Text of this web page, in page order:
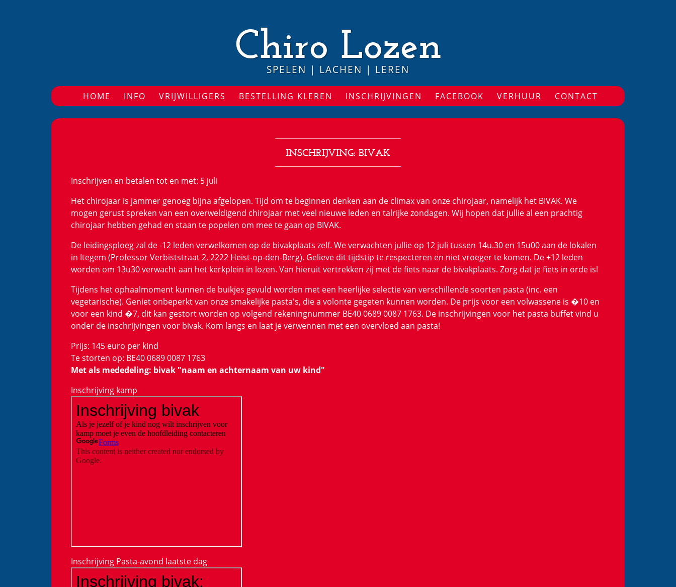
Chiro Lozen
SPELEN | LACHEN | LEREN
HOME (CURRENT)
INFO VRIJWILLIGERS BESTELLING KLEREN INSCHRIJVINGEN FACEBOOK VERHUUR CONTACT
INSCHRIJVING: BIVAK
Inschrijven en betalen tot en met: 5 juli
Het chirojaar is jammer genoeg bijna afgelopen. Tijd om te beginnen denken aan de climax van onze chirojaar, namelijk het BIVAK. We
mogen gerust spreken van een overweldigend chirojaar met veel nieuwe leden en talrijke zondagen. Wij hopen dat jullie al een prachtig
chirojaar hebben gehad en staan te popelen om mee te gaan op BIVAK.
De leidingsploeg zal de -12 leden verwelkomen op de bivakplaats zelf. We verwachten jullie op 12 juli tussen 14u.30 en 15u00 aan de lokalen
in Itegem (Professor Verbiststraat 2, 2222 Heist-op-den-Berg). Gelieve dit tijdstip te respecteren en niet vroeger te komen. De +12 leden
worden om 13u30 verwacht aan het kerkplein in lozen. Van hieruit vertrekken zij met de fiets naar de bivakplaats. Zorg dat je fiets in orde is!
Tijdens het ophaalmoment kunnen de buikjes gevuld worden met een heerlijke selectie van verschillende soorten pasta (inc. een
vegetarische). Geniet onbeperkt van onze smakelijke pasta's, die a volonte gegeten kunnen worden. De prijs voor een volwassene is �10 en
voor een kind �7, dit kan gestort worden op volgend rekeningnummer BE40 0689 0087 1763. De inschrijvingen voor het pasta buffet vind u
onder de inschrijvingen voor bivak. Kom langs en laat je verwennen met een overvloed aan pasta!
Prijs: 145 euro per kind
Te storten op: BE40 0689 0087 1763
Met als mededeling: bivak "naam en achternaam van uw kind"
Inschrijving kamp
Inschrijving Pasta-avond laatste dag